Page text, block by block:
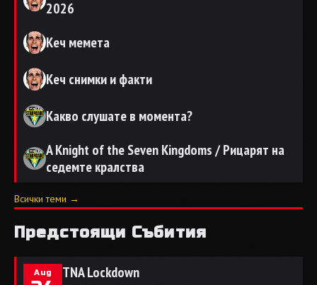
2026
Кеч мемета
Кеч снимки и факти
Какво слушате в момента?
A Knight of the Seven Kingdoms / Рицарят на
седемте кралства
Всички теми →
Предстоящи Събития
Aug TNA Lockdown